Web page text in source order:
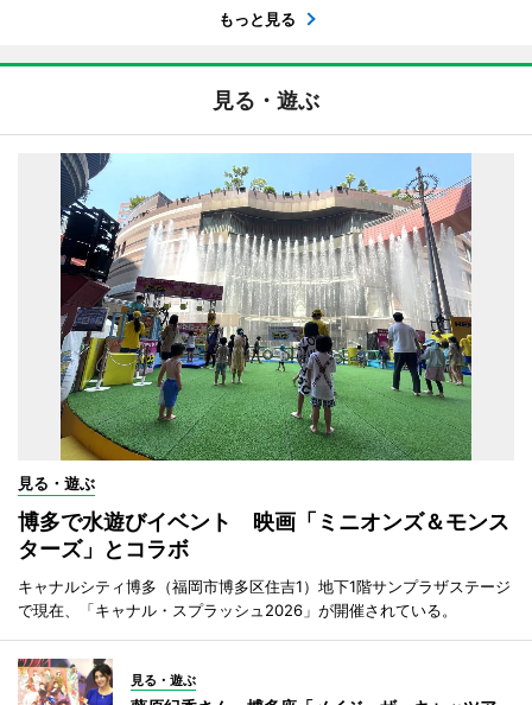
もっと見る
見る・遊ぶ
見る・遊ぶ
博多で水遊びイベント 映画「ミニオンズ＆モンス
ターズ」とコラボ
キャナルシティ博多（福岡市博多区住吉1）地下1階サンプラザステージ
で現在、「キャナル・スプラッシュ2026」が開催されている。
見る・遊ぶ